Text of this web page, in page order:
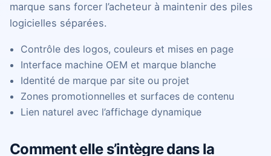
marque sans forcer l’acheteur à maintenir des piles
logicielles séparées.
Contrôle des logos, couleurs et mises en page
Interface machine OEM et marque blanche
Identité de marque par site ou projet
Zones promotionnelles et surfaces de contenu
Lien naturel avec l’affichage dynamique
Comment elle s’intègre dans la